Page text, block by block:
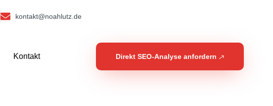
kontakt@noahlutz.de
Kontakt Direkt SEO-Analyse anfordern